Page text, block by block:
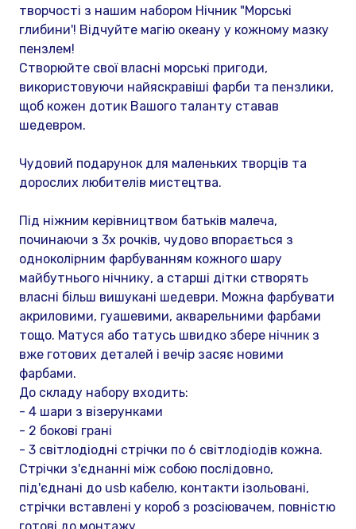
творчості з нашим набором Нічник "Морські
глибини'! Відчуйте магію океану у кожному мазку
пензлем!
Створюйте свої власні морські пригоди,
використовуючи найяскравіші фарби та пензлики,
щоб кожен дотик Вашого таланту ставав
шедевром.
Чудовий подарунок для маленьких творців та
дорослих любителів мистецтва.
Під ніжним керівництвом батьків малеча,
починаючи з 3х рочків, чудово впорається з
одноколірним фарбуванням кожного шару
майбутнього нічнику, а старші дітки створять
власні більш вишукані шедеври. Можна фарбувати
акриловими, гуашевими, акварельними фарбами
тощо. Матуся або татусь швидко збере нічник з
вже готових деталей і вечір засяє новими
фарбами.
До складу набору входить:
- 4 шари з візерунками
- 2 бокові грані
- 3 світлодіодні стрічки по 6 світлодіодів кожна.
Стрічки з'єднанні між собою послідовно,
під'єднані до usb кабелю, контакти ізольовані,
стрічки вставлені у короб з розсіювачем, повністю
готові до монтажу.